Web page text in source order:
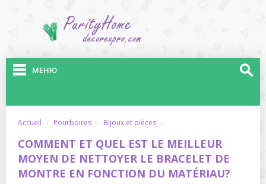
МЕНЮ
accueil · pourboires · bijoux et pièces ·
COMMENT ET QUEL EST LE MEILLEUR
MOYEN DE NETTOYER LE BRACELET DE
MONTRE EN FONCTION DU MATÉRIAU?